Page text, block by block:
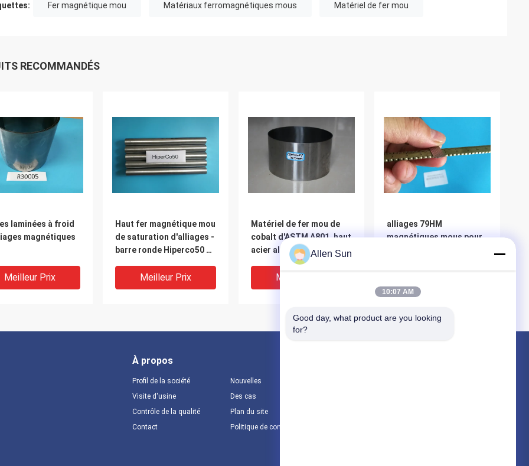
Fer magnétique mou Matériaux ferromagnétiques mous Matériel de fer mou
RECOMMANDÉS
laminées à froid
magnétiques
Meilleur Prix
Haut fer magnétique mou
de saturation d'alliages -
barre ronde Hiperco50 de
Meilleur Prix
Matériel de fer mou de
cobalt d'ASTM A801, haut
acier allié de saturation
magnétique magnétique
Meilleur Prix
alliages 79HM
magnétiques mous pour
À propos
Profil de la société
Visite d'usine
Contrôle de la qualité
Contact
Nouvelles
Des cas
Plan du site
Politique de confidentialité
Allen Sun
10:07 AM
Good day, what product are you looking
for?